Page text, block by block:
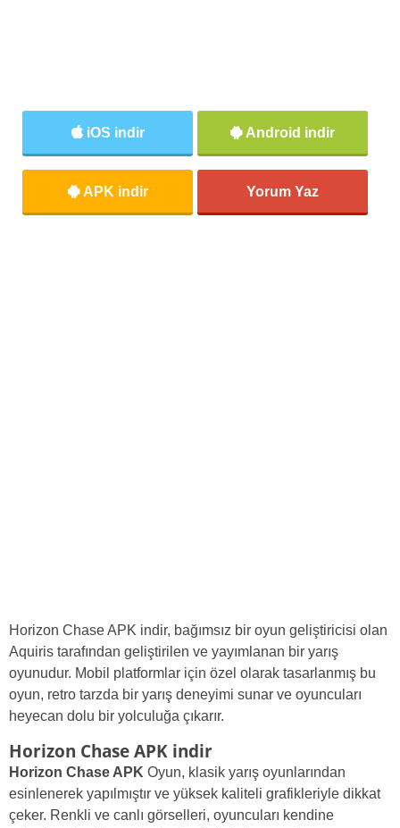
iOS indir Android indir
APK indir Yorum Yaz
Horizon Chase APK indir, bağımsız bir oyun geliştiricisi olan
Aquiris tarafından geliştirilen ve yayımlanan bir yarış
oyunudur. Mobil platformlar için özel olarak tasarlanmış bu
oyun, retro tarzda bir yarış deneyimi sunar ve oyuncuları
heyecan dolu bir yolculuğa çıkarır.
Horizon Chase APK indir
Horizon Chase APK Oyun, klasik yarış oyunlarından
esinlenerek yapılmıştır ve yüksek kaliteli grafikleriyle dikkat
çeker. Renkli ve canlı görselleri, oyuncuları kendine